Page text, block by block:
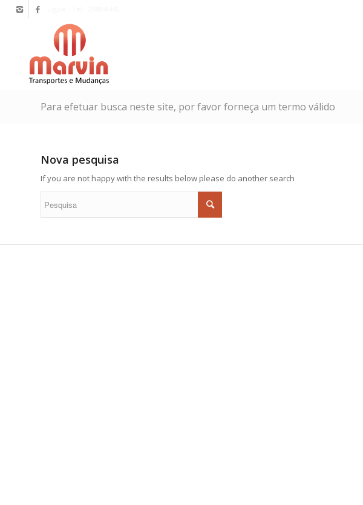
Para efetuar busca neste site, por favor forneça um termo válido
Nova pesquisa
If you are not happy with the results below please do another search